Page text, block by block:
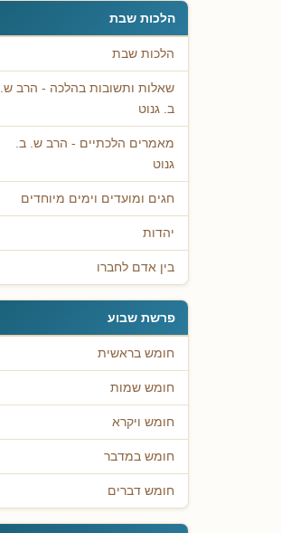
הלכות שבת
הלכות שבת
שאלות ותשובות בהלכה - הרב ש.
ב. גנוט
מאמרים הלכתיים - הרב ש. ב.
גנוט
חגים ומועדים וימים מיוחדים
יהדות
בין אדם לחברו
פרשת שבוע
חומש בראשית
חומש שמות
חומש ויקרא
חומש במדבר
חומש דברים